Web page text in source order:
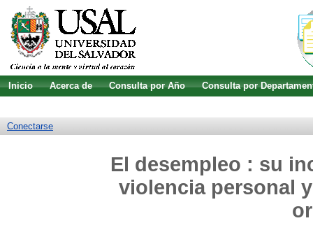
Inicio Acerca de Consulta por Año
Consulta por
Conectarse
El desempleo : su
violencia personal